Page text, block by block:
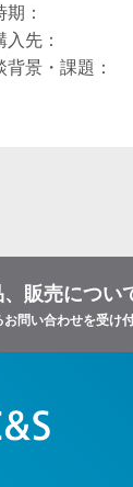
期：
入先：
背景・課題：
販売につい
問い合わせを受け